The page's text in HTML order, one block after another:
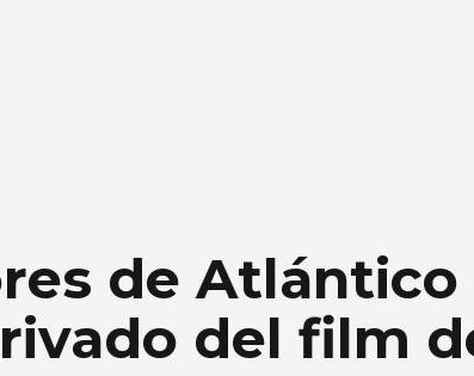
de Atlántico
del film